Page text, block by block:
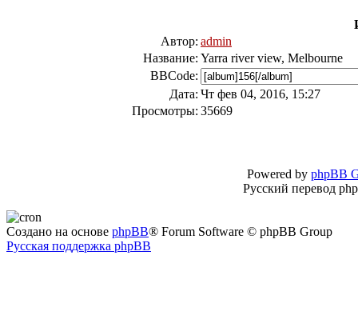
Автор: admin
Название: Yarra river view, Melbourne
BBCode:
Дата: Чт фев 04, 2016, 15:27
Просмотры: 35669
Powered by phpBB
Русский перевод
Создано на основе phpBB® Forum Software © phpBB Group
Русская поддержка phpBB